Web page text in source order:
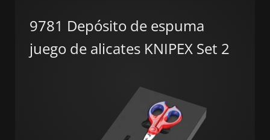
9781 Depósito de espuma
juego de alicates KNIPEX Set 2